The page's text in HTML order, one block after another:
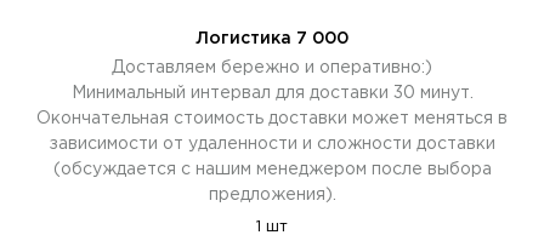
Логистика 7 000
Доставляем бережно и оперативно:)
Минимальный интервал для доставки 30 минут.
Окончательная стоимость доставки может меняться в
зависимости от удаленности и сложности доставки
(обсуждается с нашим менеджером после выбора
предложения).
1 шт